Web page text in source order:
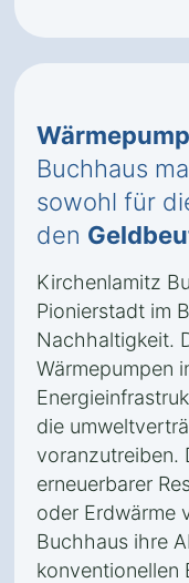
Buchhaus
sowohl für
den
Kirchenlamitz
Pionierstadt im
Nachhaltigkeit.
Wärmepumpen
die
voranzutreiben.
erneuerbarer
oder Erdwärme
Buchhaus ihre
konventionellen